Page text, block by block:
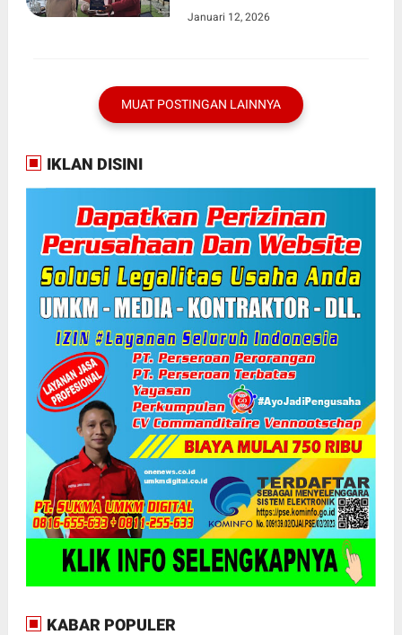
Januari 12, 2026
MUAT POSTINGAN LAINNYA
IKLAN DISINI
KABAR POPULER